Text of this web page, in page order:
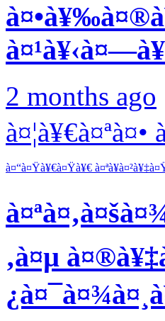
2 months ago
à¤“à¤Ÿà¥€à¤Ÿà¥€
‚à¤µ